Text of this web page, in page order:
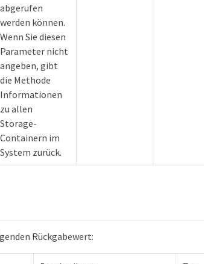
abgerufen
werden können.
Wenn Sie diesen
Parameter nicht
angeben, gibt
die Methode
Informationen
zu allen
Storage-
Containern im
System zurück.
Rückgabewert: